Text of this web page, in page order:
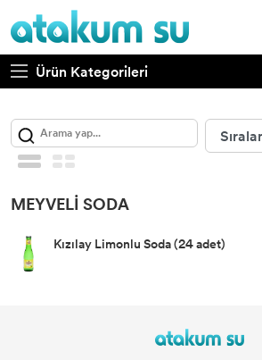
Ürün Kategorileri
MEYVELI SODA
Kızılay Limonlu Soda (24 adet)
ÇOK AL AZ ÖDE
1 LT Su
5 LT Su
1,5 LT Su
Gazoz
Sade Soda